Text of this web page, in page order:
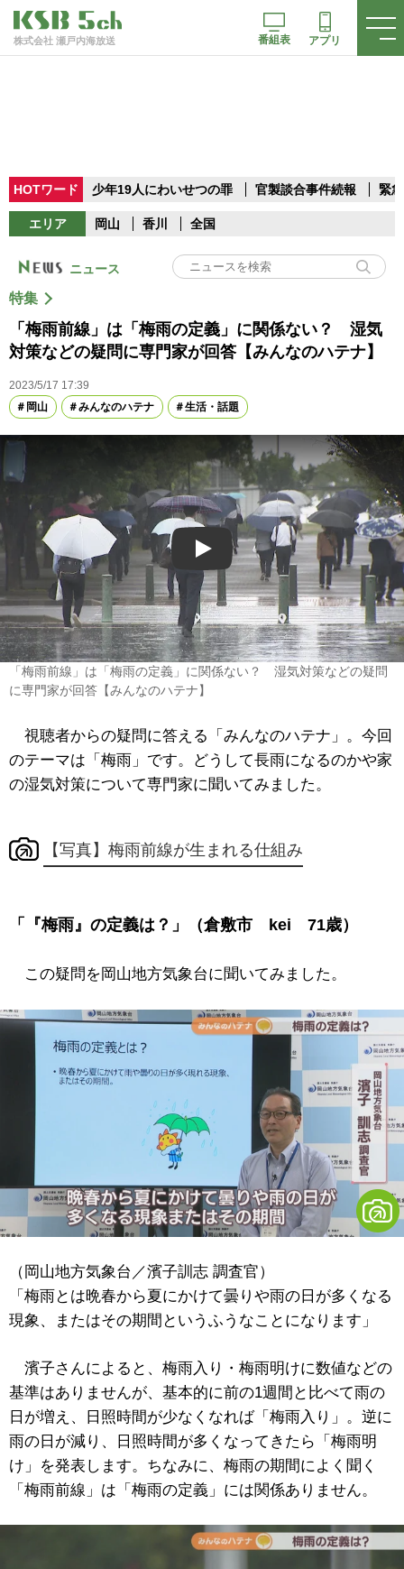
株式会社 瀬戸内海放送 番組表 アプリ
HOTワード 少年19人にわいせつの罪 官製談合事件続報 緊
エリア 岡山 香川 全国
ニュース
特集
「梅雨前線」は「梅雨の定義」に関係ない？ 湿気
対策などの疑問に専門家が回答【みんなのハテナ】
2023/5/17 17:39
岡山
みんなのハテナ 生活・話題
Play
「梅雨前線」は「梅雨の定義」に関係ない？ 湿気対策などの疑問
に専門家が回答【みんなのハテナ】
視聴者からの疑問に答える「みんなのハテナ」。今回
のテーマは「梅雨」です。どうして長雨になるのかや家
の湿気対策について専門家に聞いてみました。
【写真】梅雨前線が生まれる仕組み
「『梅雨』の定義は？」（倉敷市 kei 71歳）
この疑問を岡山地方気象台に聞いてみました。
（岡山地方気象台／濱子訓志 調査官）
「梅雨とは晩春から夏にかけて曇りや雨の日が多くなる
現象、またはその期間というふうなことになります」
濱子さんによると、梅雨入り・梅雨明けに数値などの
基準はありませんが、基本的に前の1週間と比べて雨の
日が増え、日照時間が少なくなれば「梅雨入り」。逆に
雨の日が減り、日照時間が多くなってきたら「梅雨明
け」を発表します。ちなみに、梅雨の期間によく聞く
「梅雨前線」は「梅雨の定義」には関係ありません。